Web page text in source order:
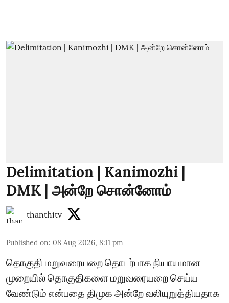
Delimitation | Kanimozhi |
DMK | அன்றே சொன்னோம்
thanthitv
Published on: 08 Aug 2026, 8:11 pm
தொகுதி மறுவரையறை தொடர்பாக நியாயமான
முறையில் தொகுதிகளை மறுவரையறை செய்ய
வேண்டும் என்பதை திமுக அன்றே வலியுறுத்தியதாக